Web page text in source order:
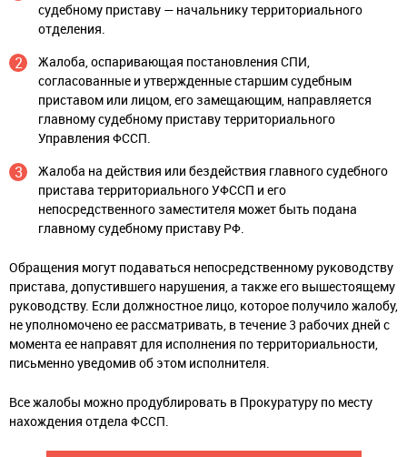
судебному приставу — начальнику территориального
отделения.
Жалоба, оспаривающая постановления СПИ,
согласованные и утвержденные старшим судебным
приставом или лицом, его замещающим, направляется
главному судебному приставу территориального
Управления ФССП.
Жалоба на действия или бездействия главного судебного
пристава территориального УФССП и его
непосредственного заместителя может быть подана
главному судебному приставу РФ.
Обращения могут подаваться непосредственному руководству
пристава, допустившего нарушения, а также его вышестоящему
руководству. Если должностное лицо, которое получило жалобу,
не уполномочено ее рассматривать, в течение 3 рабочих дней с
момента ее направят для исполнения по территориальности,
письменно уведомив об этом исполнителя.
Все жалобы можно продублировать в Прокуратуру по месту
нахождения отдела ФССП.